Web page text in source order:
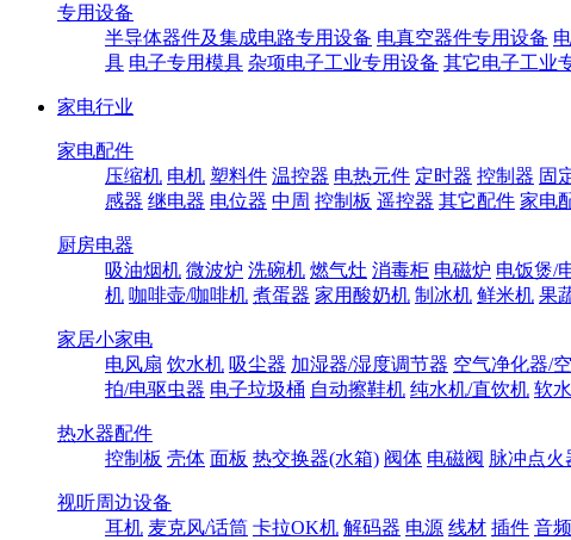
专用设备
半导体器件及集成电路专用设备 电真空器件专用设备
具 电子专用模具 杂项电子工业专用设备 其它电子工业
家电行业
家电配件
压缩机 电机 塑料件 温控器 电热元件 定时器 控制器 固
感器 继电器 电位器 中周 控制板 遥控器 其它配件 家电
厨房电器
吸油烟机 微波炉 洗碗机 燃气灶 消毒柜 电磁炉 电饭煲/
机 咖啡壶/咖啡机 煮蛋器 家用酸奶机 制冰机 鲜米机 果
家居小家电
电风扇 饮水机 吸尘器 加湿器/湿度调节器 空气净化器/
拍/电驱虫器 电子垃圾桶 自动擦鞋机 纯水机/直饮机 软
热水器配件
控制板 壳体 面板 热交换器(水箱) 阀体 电磁阀 脉冲点火
视听周边设备
耳机 麦克风/话筒 卡拉OK机 解码器 电源 线材 插件 音